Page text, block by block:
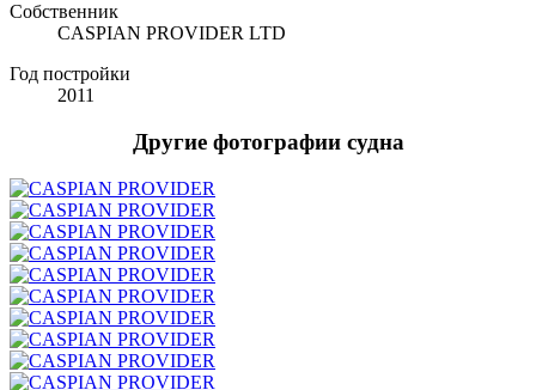
Собственник
CASPIAN PROVIDER LTD
Год постройки
2011
Другие фотографии судна